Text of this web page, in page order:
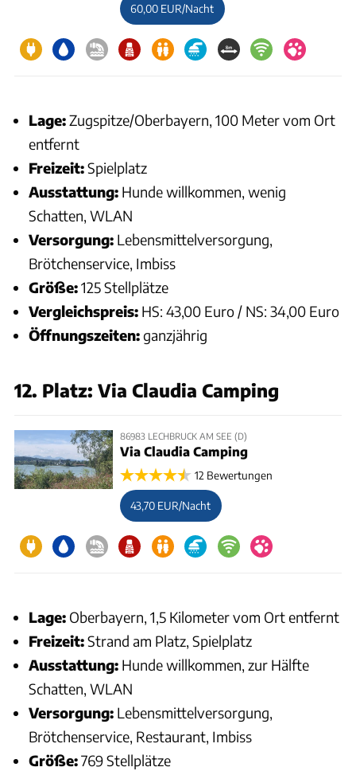
60,00 EUR/Nacht
Lage:Zugspitze/Oberbayern, 100 Meter vom Ort
entfernt
Freizeit:Spielplatz
Ausstattung: Hunde willkommen, wenig
Schatten, WLAN
Versorgung: Lebensmittelversorgung,
Brötchenservice, Imbiss
Größe:125 Stellplätze
Vergleichspreis: HS: 43,00 Euro / NS: 34,00 Euro
Öffnungszeiten:ganzjährig
12. Platz: Via Claudia Camping
86983 LECHBRUCK AM SEE (D)
Via Claudia Camping
12 Bewertungen
43,70 EUR/Nacht
Lage: Oberbayern, 1,5 Kilometer vom Ort entfernt
Freizeit:Strand am Platz, Spielplatz
Ausstattung: Hunde willkommen, zur Hälfte
Schatten, WLAN
Versorgung: Lebensmittelversorgung,
Brötchenservice, Restaurant, Imbiss
Größe:769 Stellplätze